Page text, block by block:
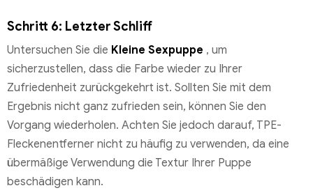
Schritt 6: Letzter Schliff
Untersuchen Sie die Kleine Sexpuppe , um
sicherzustellen, dass die Farbe wieder zu Ihrer
Zufriedenheit zurückgekehrt ist. Sollten Sie mit dem
Ergebnis nicht ganz zufrieden sein, können Sie den
Vorgang wiederholen. Achten Sie jedoch darauf, TPE-
Fleckenentferner nicht zu häufig zu verwenden, da eine
übermäßige Verwendung die Textur Ihrer Puppe
beschädigen kann.